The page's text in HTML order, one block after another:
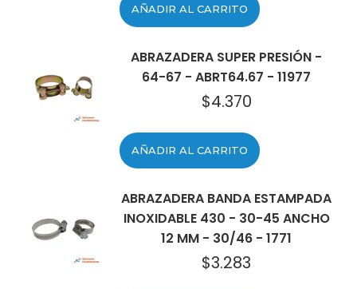
AÑADIR AL CARRITO
ABRAZADERA SUPER PRESIÓN -
64-67 - ABRT64.67 - 11977
$4.370
AÑADIR AL CARRITO
ABRAZADERA BANDA ESTAMPADA
INOXIDABLE 430 - 30-45 ANCHO
12 MM - 30/46 - 1771
$3.283